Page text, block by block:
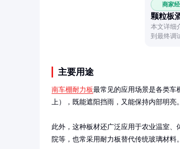
商家
颗粒板
本文详细
到最终调
主要用途
南车棚耐力板最常见的应用场景是各类车
上），既能遮阳挡雨，又能保持内部明亮。
此外，这种板材还广泛应用于农业温室
院等，也常采用耐力板替代传统玻璃材料。